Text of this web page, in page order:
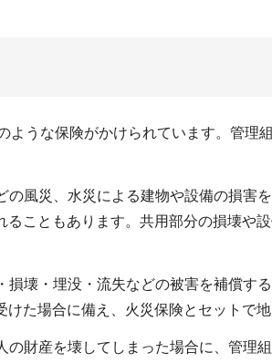
うな保険がかけられています。管理
風災、水災による建物や設備の損害
こともあります。共用部分の損壊や
壊・埋没・流失などの被害を補償す
た場合に備え、火災保険とセットで
財産を壊してしまった場合に、管理